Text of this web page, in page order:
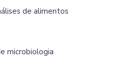
de alimentos
microbiologia